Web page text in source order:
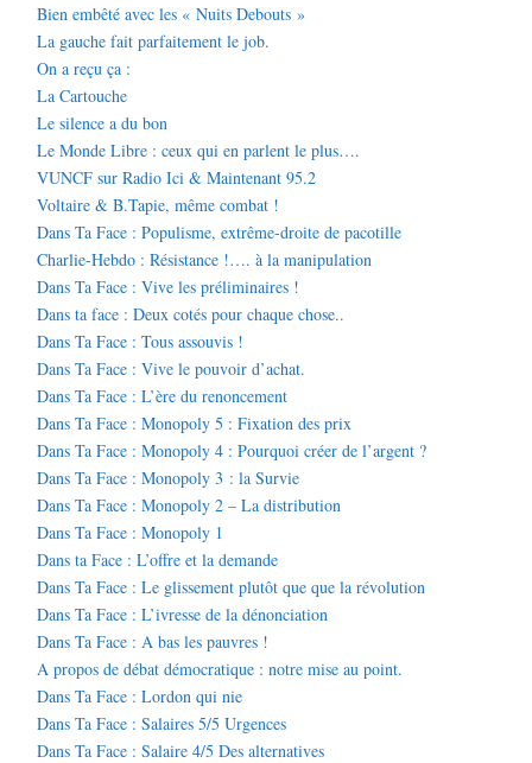
Bien embêté avec les « Nuits Debouts »
La gauche fait parfaitement le job.
On a reçu ça :
La Cartouche
Le silence a du bon
Le Monde Libre : ceux qui en parlent le plus….
VUNCF sur Radio Ici & Maintenant 95.2
Voltaire & B.Tapie, même combat !
Dans Ta Face : Populisme, extrême-droite de pacotille
Charlie-Hebdo : Résistance !…. à la manipulation
Dans Ta Face : Vive les préliminaires !
Dans ta face : Deux cotés pour chaque chose..
Dans Ta Face : Tous assouvis !
Dans Ta Face : Vive le pouvoir d’achat.
Dans Ta Face : L’ère du renoncement
Dans Ta Face : Monopoly 5 : Fixation des prix
Dans Ta Face : Monopoly 4 : Pourquoi créer de l’argent ?
Dans Ta Face : Monopoly 3 : la Survie
Dans Ta Face : Monopoly 2 – La distribution
Dans Ta Face : Monopoly 1
Dans ta Face : L’offre et la demande
Dans Ta Face : Le glissement plutôt que que la révolution
Dans Ta Face : L’ivresse de la dénonciation
Dans Ta Face : A bas les pauvres !
A propos de débat démocratique : notre mise au point.
Dans Ta Face : Lordon qui nie
Dans Ta Face : Salaires 5/5 Urgences
Dans Ta Face : Salaire 4/5 Des alternatives